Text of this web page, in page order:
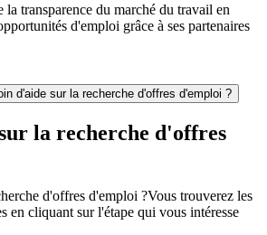
transparence du marché du travail en
d'emploi grâce à ses partenaires
d'aide sur la recherche d'offres d'emploi ?
la recherche d'offres
d'offres d'emploi ?Vous trouverez les
en cliquant sur l'étape qui vous intéresse